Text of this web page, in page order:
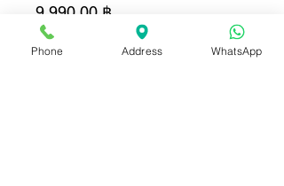
9 990,00 ฿Цена
Количество
Phone Address WhatsApp